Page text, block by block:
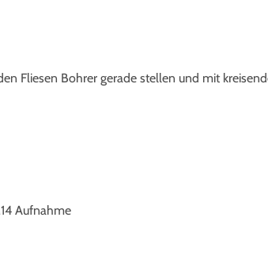
Fliesen Bohrer gerade stellen und mit
Aufnahme